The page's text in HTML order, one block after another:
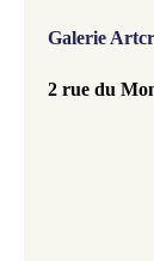
Galerie
2 rue du